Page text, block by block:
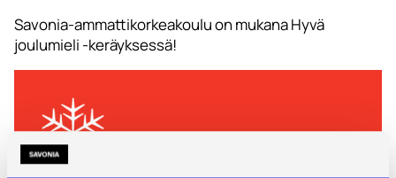
Savonia-ammattikorkeakoulu on mukana Hyvä
joulumieli -keräyksessä!